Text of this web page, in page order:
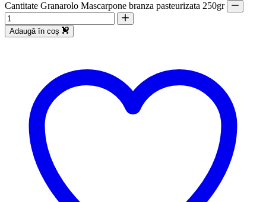
Cantitate Granarolo Mascarpone branza pasteurizata 250gr
Adaugă în coș